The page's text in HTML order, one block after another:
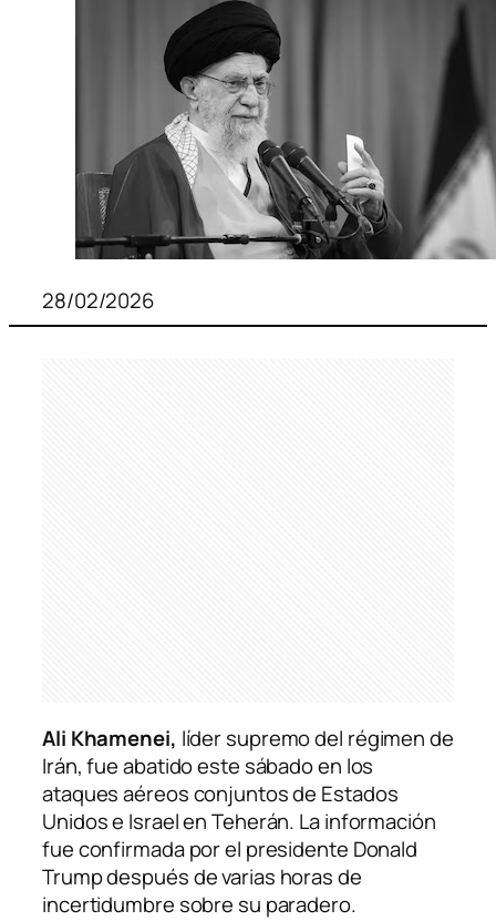
28/02/2026
Ali Khamenei, líder supremo del régimen de
Irán, fue abatido este sábado en los
ataques aéreos conjuntos de Estados
Unidos e Israel en Teherán. La información
fue confirmada por el presidente Donald
Trump después de varias horas de
incertidumbre sobre su paradero.